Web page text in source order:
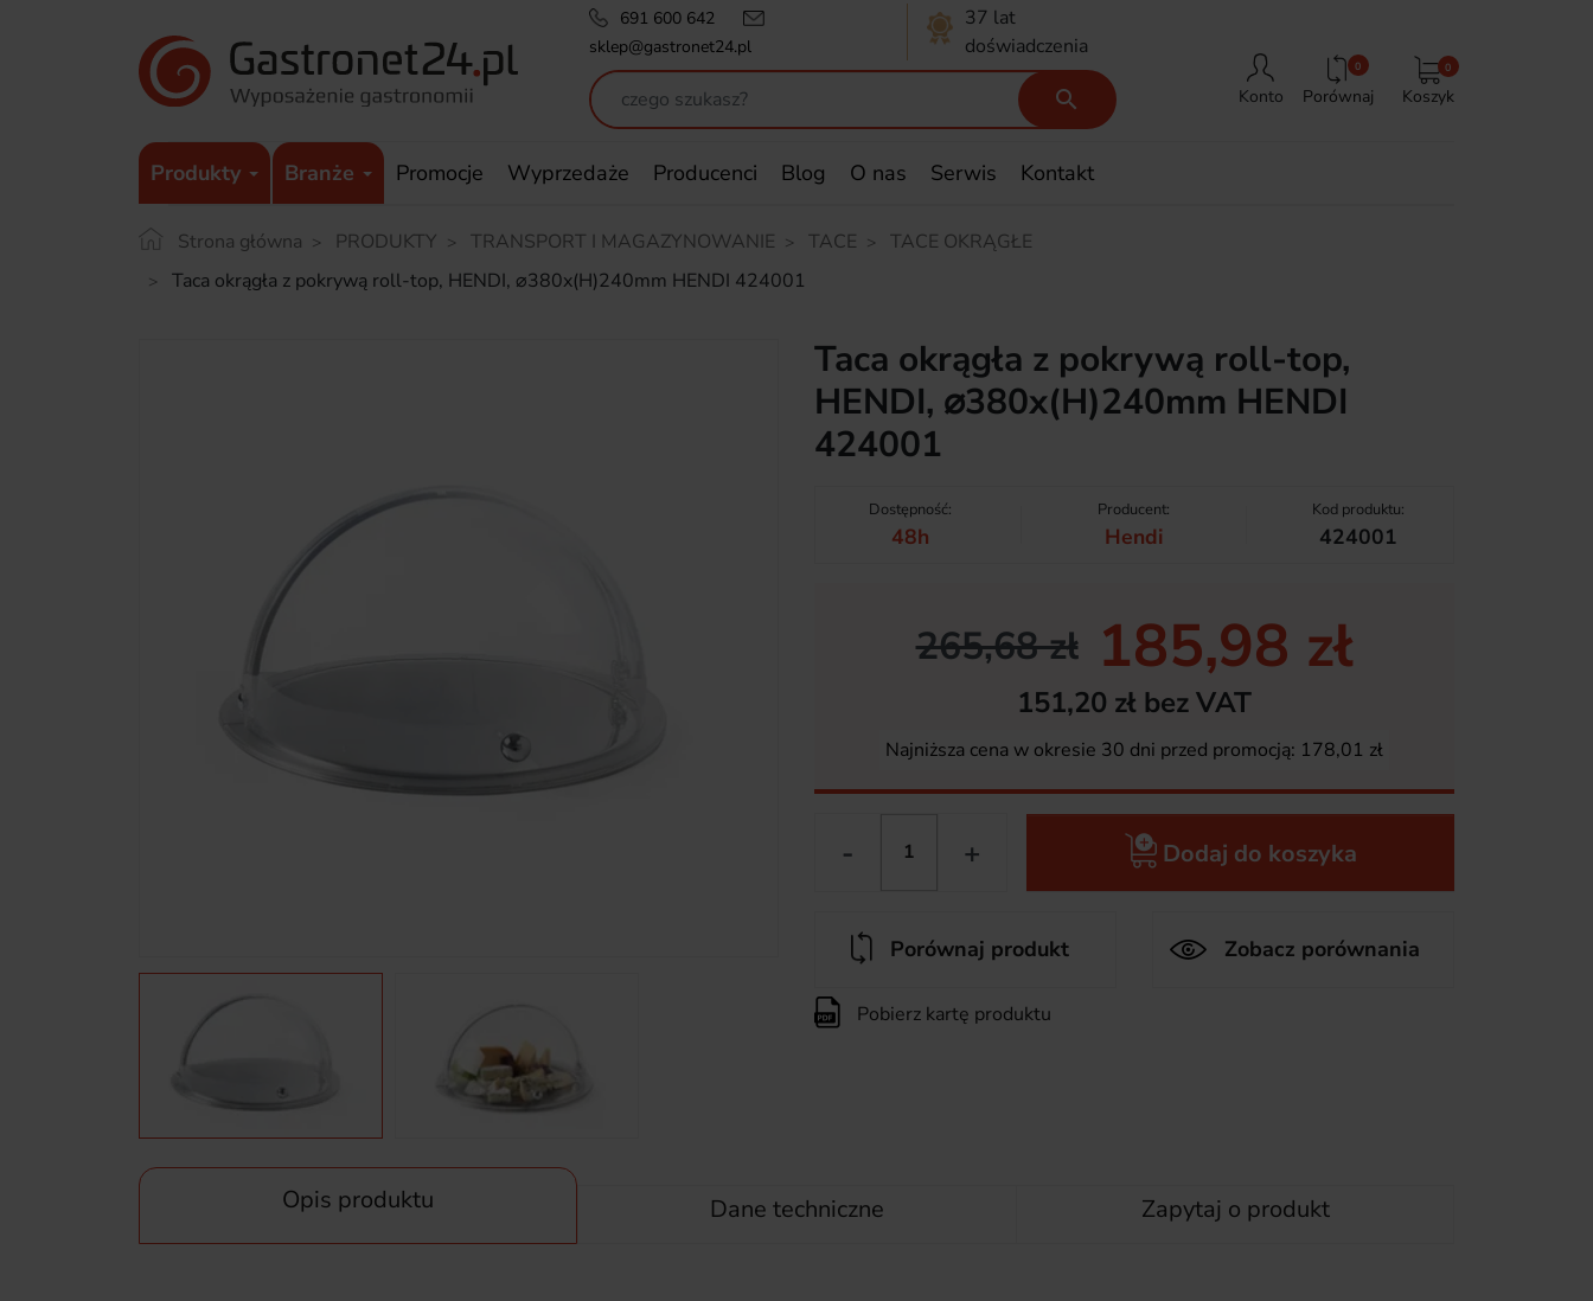
691 600 642
sklep@gastronet24.pl
37 lat
doświadczenia
 Konto
0
Porównaj Koszyk
0
Produkty Branże Promocje Wyprzedaże Producenci Blog O nas Serwis Kontakt
Strona główna PRODUKTY TRANSPORT I MAGAZYNOWANIE TACE
TACE OKRĄGŁE
Taca okrągła z pokrywą roll-top, HENDI, ⌀380x(H)240mm HENDI 424001
Taca okrągła z pokrywą roll-top,
HENDI, ⌀380x(H)240mm HENDI
424001
Dostępność:
48h
Producent:
Hendi
Kod produktu:
424001
265,68 zł 185,98 zł
151,20 zł bez VAT
Najniższa cena w okresie 30 dni przed promocją: 178,01 zł
- + Dodaj do koszyka
Porównaj produkt Zobacz porównania
Pobierz kartę produktu
Opis produktu Dane techniczne Zapytaj o produkt